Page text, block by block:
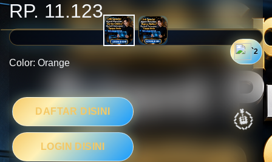
RP. 11.123
`2
Color: Orange
DAFTAR DISINI
LOGIN DISINI